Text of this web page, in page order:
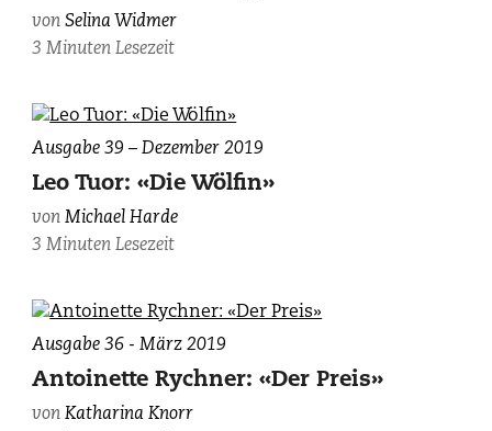
vonSelina Widmer
3 Minuten Lesezeit
Ausgabe 39 – Dezember 2019
Leo Tuor: «Die Wölfin»
vonMichael Harde
3 Minuten Lesezeit
Ausgabe 36 - März 2019
Antoinette Rychner: «Der Preis»
vonKatharina Knorr